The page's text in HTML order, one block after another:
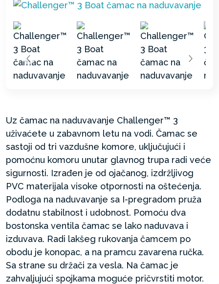
Uz čamac na naduvavanje Challenger™ 3
uživaćete u zabavnom letu na vodi. Čamac se
sastoji od tri vazdušne komore, uključujući i
pomoćnu komoru unutar glavnog trupa radi veće
sigurnosti. Izrađen je od ojačanog, izdržljivog
PVC materijala visoke otpornosti na oštećenja.
Podloga na naduvavanje sa I-pregradom pruža
dodatnu stabilnost i udobnost. Pomoću dva
bostonska ventila čamac se lako naduvava i
izduvava. Radi lakšeg rukovanja čamcem po
obodu je konopac, a na pramcu zavarena ručka.
Sa strane su držači za vesla. Na čamac je
zahvaljujući spojkama moguće pričvrstiti motor.